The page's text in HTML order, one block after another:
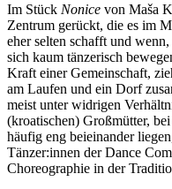
Im Stück Nonice von Maša
Zentrum gerückt, die es im
eher selten schafft und
sich kaum tänzerisch
Kraft einer Gemeinschaft,
am Laufen und ein Dorf
meist unter widrigen
(kroatischen) Großmütter,
häufig eng beieinander
Tänzer:innen der Dance
Choreographie in der